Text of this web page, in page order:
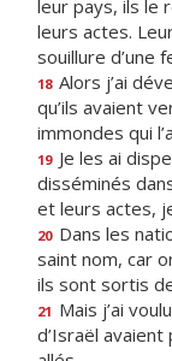
leur pays, ils le
leurs actes.
souillure d’une
18 Alors j’ai
qu’ils avaient
immondes qui
19 Je les ai
disséminés
et leurs actes,
20 Dans les
saint nom, car
ils sont sortis
21 Mais j’ai
d’Israël